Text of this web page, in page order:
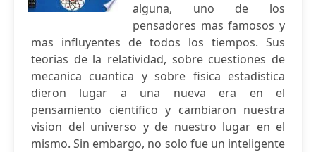
alguna, uno de los
pensadores mas famosos y
mas influyentes de todos los tiempos. Sus
teorias de la relatividad, sobre cuestiones de
mecanica cuantica y sobre fisica estadistica
dieron lugar a una nueva era en el
pensamiento cientifico y cambiaron nuestra
vision del universo y de nuestro lugar en el
mismo. Sin embargo, no solo fue un inteligente